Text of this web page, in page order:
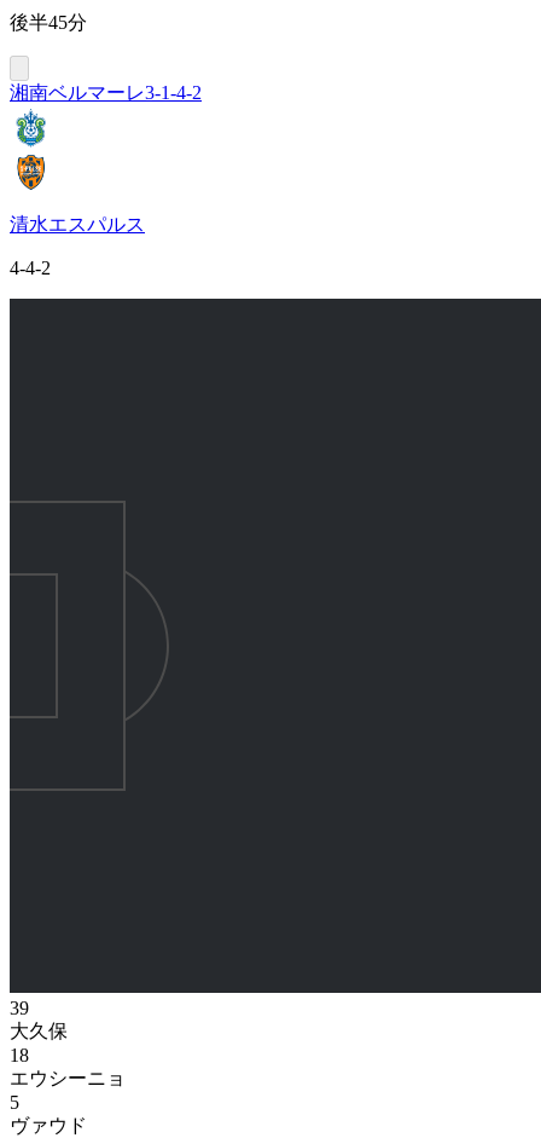
後半45分
湘南ベルマーレ3-1-4-2
清水エスパルス
4-4-2
39
大久保
18
エウシーニョ
5
ヴァウド